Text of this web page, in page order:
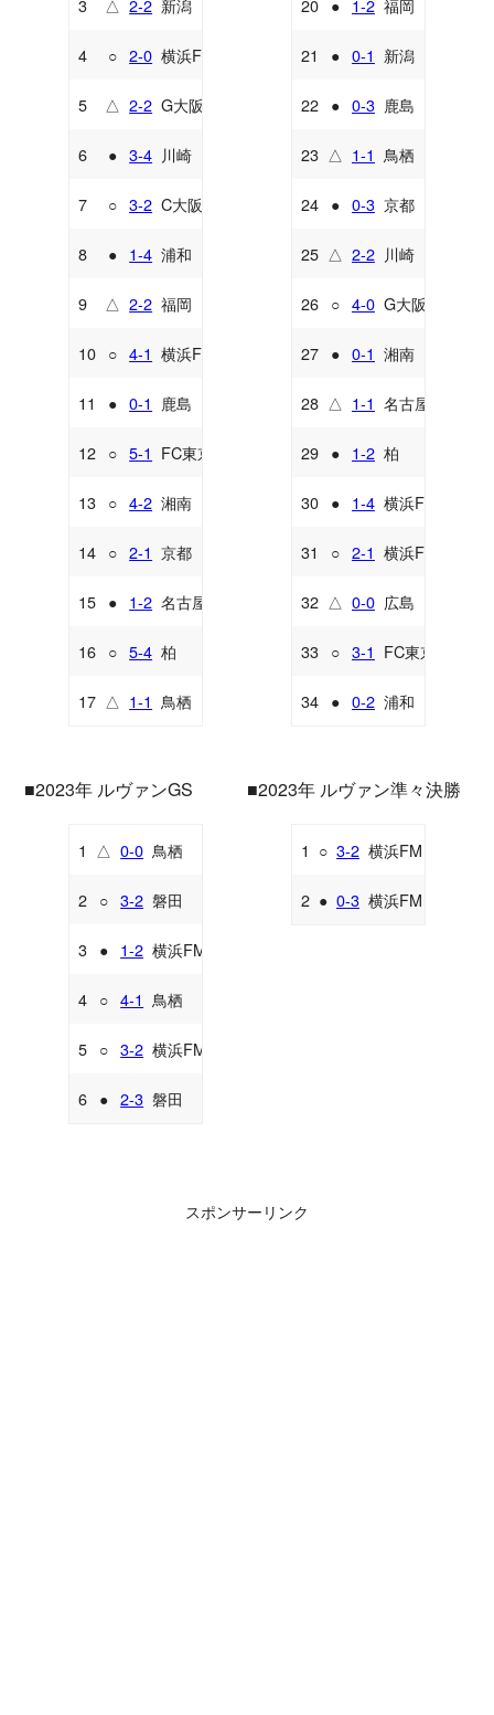
3 △ 2-2 新潟
4 ○ 2-0 横浜FM
5 △ 2-2 G大阪
6 ● 3-4 川崎
7 ○ 3-2 C大阪
8 ● 1-4 浦和
9 △ 2-2 福岡
10 ○ 4-1 横浜FC
11 ● 0-1 鹿島
12 ○ 5-1 FC東京
13 ○ 4-2 湘南
14 ○ 2-1 京都
15 ● 1-2 名古屋
16 ○ 5-4 柏
17 △ 1-1 鳥栖
20 ● 1-2 福岡
21 ● 0-1 新潟
22 ● 0-3 鹿島
23 △ 1-1 鳥栖
24 ● 0-3 京都
25 △ 2-2 川崎
26 ○ 4-0 G大阪
27 ● 0-1 湘南
28 △ 1-1 名古屋
29 ● 1-2 柏
30 ● 1-4 横浜FM
31 ○ 2-1 横浜FC
32 △ 0-0 広島
33 ○ 3-1 FC東京
34 ● 0-2 浦和
■2023年 ルヴァンGS
1 △ 0-0 鳥栖
2 ○ 3-2 磐田
3 ● 1-2 横浜FM
4 ○ 4-1 鳥栖
5 ○ 3-2 横浜FM
6 ● 2-3 磐田
■2023年 ルヴァン準々決勝
1 ○ 3-2 横浜FM
2 ● 0-3 横浜FM
スポンサーリンク